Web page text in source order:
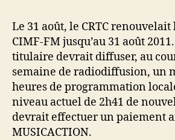
Le 31 août, le CRTC
CIMF-FM jusqu’au 31 août
titulaire devrait diffuser, au
semaine de radiodiffusion, un
heures de programmation
niveau actuel de 2h41 de
devrait effectuer un paiement
MUSICACTION.